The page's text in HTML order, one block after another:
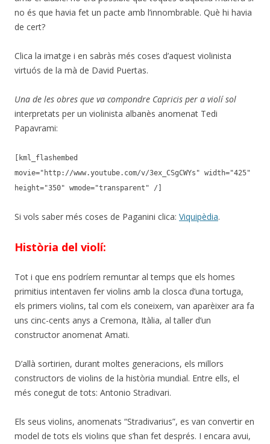
no és que havia fet un pacte amb l’innombrable. Què hi havia
de cert?
Clica la imatge i en sabràs més coses d’aquest violinista
virtuós de la mà de David Puertas.
Una de les obres que va compondre Capricis per a violí sol
interpretats per un violinista albanès anomenat Tedi
Papavrami:
[kml_flashembed
movie="http://www.youtube.com/v/3ex_CSgCWYs" width="425"
height="350" wmode="transparent" /]
Si vols saber més coses de Paganini clica: Viquipèdia.
Història del violí:
Tot i que ens podríem remuntar al temps que els homes
primitius intentaven fer violins amb la closca d’una tortuga,
els primers violins, tal com els coneixem, van aparèixer ara fa
uns cinc-cents anys a Cremona, Itàlia, al taller d’un
constructor anomenat Amati.
D’allà sortirien, durant moltes generacions, els millors
constructors de violins de la història mundial. Entre ells, el
més conegut de tots: Antonio Stradivari.
Els seus violins, anomenats “Stradivarius”, es van convertir en
model de tots els violins que s’han fet després. I encara avui,